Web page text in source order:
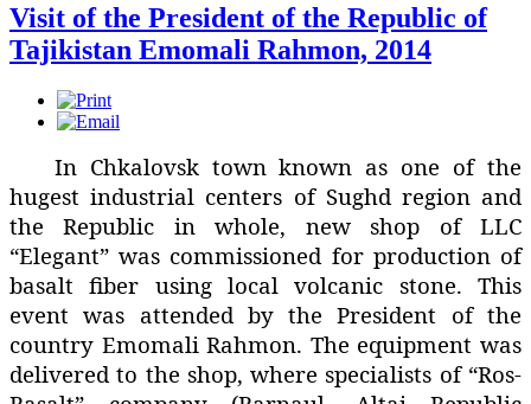
Visit of the President of the Republic of
Tajikistan Emomali Rahmon, 2014
In Chkalovsk town known as one of the
hugest industrial centers of Sughd region and
the Republic in whole, new shop of LLC
“Elegant” was commissioned for production of
basalt fiber using local volcanic stone. This
event was attended by the President of the
country Emomali Rahmon. The equipment was
delivered to the shop, where specialists of “Ros-